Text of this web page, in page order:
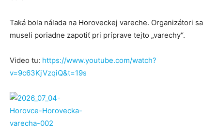
Taká bola nálada na Horoveckej vareche. Organizátori sa
museli poriadne zapotiť pri príprave tejto „varechy“.
Video tu: https://www.youtube.com/watch?
v=9c63KjVzqiQ&t=19s